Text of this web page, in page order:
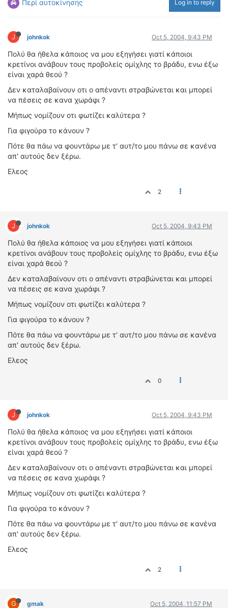
Περί αυτοκίνησης Log in to reply
J johnkok Oct 5, 2004, 9:43 PM
Πολύ θα ήθελα κάποιος να μου εξηγήσει γιατί κάποιοι
κρετίνοι ανάβουν τους προβολείς ομίχλης το βράδυ, ενω έξω
είναι χαρά θεού ?
Δεν καταλαβαίνουν οτι ο απέναντι στραβώνεται και μπορεί
να πέσεις σε κανα χωράφι ?
Μήπως νομίζουν οτι φωτίζει καλύτερα ?
Για φιγούρα το κάνουν ?
Πότε θα πάω να φουντάρω με τ' αυτ/το μου πάνω σε κανένα
απ' αυτούς δεν ξέρω.
Ελεος
2
J johnkok Oct 5, 2004, 9:43 PM
Πολύ θα ήθελα κάποιος να μου εξηγήσει γιατί κάποιοι
κρετίνοι ανάβουν τους προβολείς ομίχλης το βράδυ, ενω έξω
είναι χαρά θεού ?
Δεν καταλαβαίνουν οτι ο απέναντι στραβώνεται και μπορεί
να πέσεις σε κανα χωράφι ?
Μήπως νομίζουν οτι φωτίζει καλύτερα ?
Για φιγούρα το κάνουν ?
Πότε θα πάω να φουντάρω με τ' αυτ/το μου πάνω σε κανένα
απ' αυτούς δεν ξέρω.
Ελεος
0
J johnkok Oct 5, 2004, 9:43 PM
Πολύ θα ήθελα κάποιος να μου εξηγήσει γιατί κάποιοι
κρετίνοι ανάβουν τους προβολείς ομίχλης το βράδυ, ενω έξω
είναι χαρά θεού ?
Δεν καταλαβαίνουν οτι ο απέναντι στραβώνεται και μπορεί
να πέσεις σε κανα χωράφι ?
Μήπως νομίζουν οτι φωτίζει καλύτερα ?
Για φιγούρα το κάνουν ?
Πότε θα πάω να φουντάρω με τ' αυτ/το μου πάνω σε κανένα
απ' αυτούς δεν ξέρω.
Ελεος
2
G gmak Oct 5, 2004, 11:57 PM
ΟΔΟΙΠΟΡΙΚΑ
4TTV
ΝΕΑ ΜΟΝΤΕΛΑ
ΑΓΩΝΕΣ
CANDID CAMERA
ΤΕΧΝΟΛΟΓΙΑ
ΕΙΔΗΣΕΙΣ – ΠΑΡΟΥΣΙΑΣΕΙΣ
ΛΕΞΙΚΟ
ΠΕΡΙΒΑΛΛΟΝ
ΕΙΔΗΣΕΙΣ
WRC
ΔΙΕΘΝΕΙΣ ΑΓΩΝΕΣ
ΕΛΛΗΝΙΚΟΙ ΑΓΩΝΕΣ
ΤΙΜΕΣ
ΜΟΝΤΕΛΑ
ΚΑΤΑΣΚΕΥΑΣΤΕΣ
ΠΡΟΣΩΠΙΚΟΤΗΤΕΣ
ΑΓΩΝΙΣΤΙΚΑ ΑΥΤΟΚΙΝΗΤΑ
ΑΓΩΝΕΣ/ΔΙΟΡΓΑΝΩΣΕΙΣ
ΠΡΟΣΦΟΡΕΣ
2ΤΡΟΧΟΙ
ΕΠΙΚΑΙΡΟΤΗΤΑ
ΑΓΩΝΕΣ
ΑΡΧΕΙΟ ΤΕΥΧΩΝ